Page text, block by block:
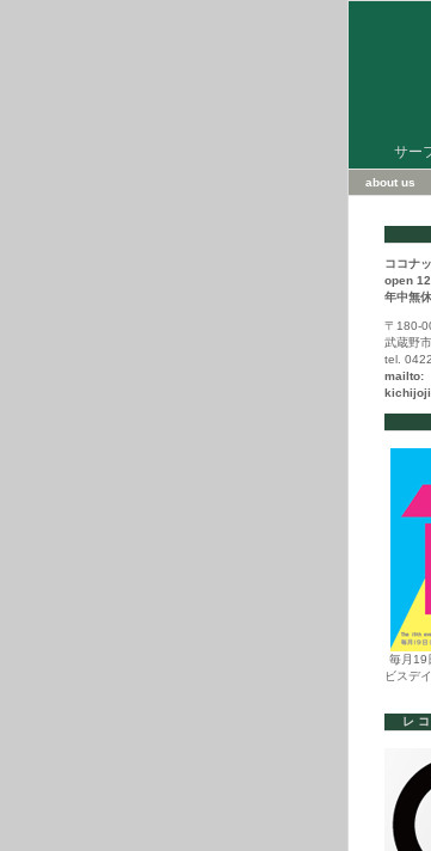
サー
about us
ココナ
open
年中無休
〒180-
武蔵野
tel.
mailto:
毎月19
ビスデ
レ